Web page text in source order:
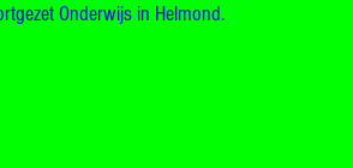
Onderwijs in Helmond.